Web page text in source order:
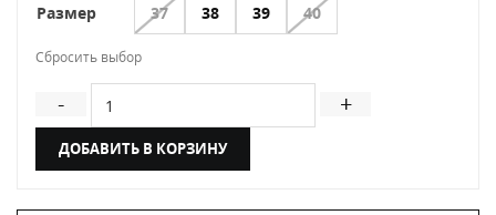
Размер 37 38 39 40
Сбросить выбор
- Количество товара Босоножки розового цвета на
+
ДОБАВИТЬ В КОРЗИНУ